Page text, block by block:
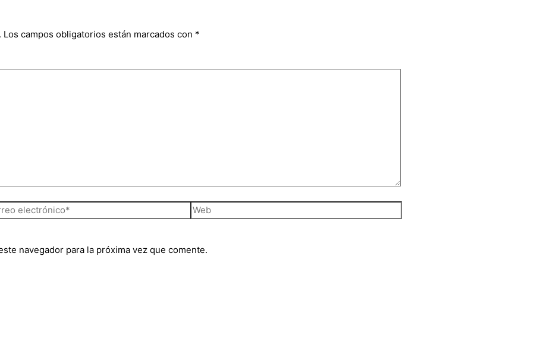
Los campos obligatorios están marcados con *
navegador para la próxima vez que comente.